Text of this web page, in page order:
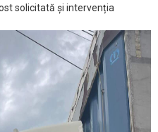
solicitată și intervenția